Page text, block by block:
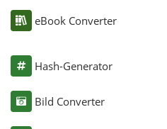
eBook Converter
Hash-Generator
Bild Converter